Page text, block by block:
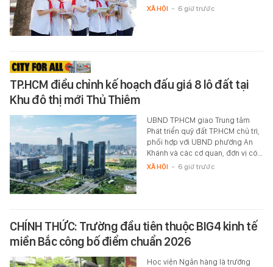
XÃ HỘI - 6 giờ trước
TP.HCM điều chỉnh kế hoạch đấu giá 8 lô đất tại
Khu đô thị mới Thủ Thiêm
UBND TP.HCM giao Trung tâm
Phát triển quỹ đất TP.HCM chủ trì,
phối hợp với UBND phường An
Khánh và các cơ quan, đơn vị có…
XÃ HỘI - 6 giờ trước
CHÍNH THỨC: Trường đầu tiên thuộc BIG4 kinh tế
miền Bắc công bố điểm chuẩn 2026
Học viện Ngân hàng là trường